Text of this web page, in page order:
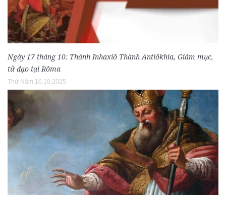
Ngày 17 tháng 10: Thánh Inhaxiô Thành Antiôkhia, Giám mục,
tử đạo tại Rôma
Thứ Năm 16.10.2025